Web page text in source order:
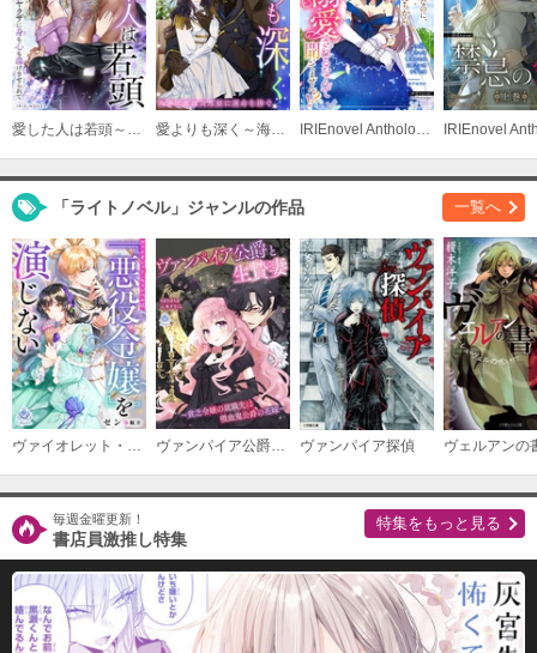
愛した人は若頭～絶倫ヤクザに身も心も蕩けさせられて～ 愛よりも深く～海軍士官は真珠姫に運命を捧ぐ～ IRIEnovel Anthology 悪役令嬢なのに、イケメンたちから溺愛されるなんて聞いてません！？
「ライトノベル」ジャンルの作品 一覧へ
ヴァイオレット・キャンベルは『悪役令嬢』を演じない ヴァンパイア公爵と生贄妻～貧乏令嬢の就職先は吸血鬼公爵の花嫁～ ヴァンパイア探偵 ヴェルアンの
毎週金曜更新！
書店員激推し特集
特集をもっと見る